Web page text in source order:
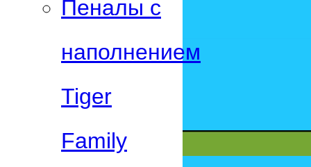
Пеналы с
наполнением
Tiger
Family